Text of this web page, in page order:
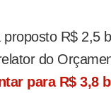
R$ 2,5
do
para R$ 3,8